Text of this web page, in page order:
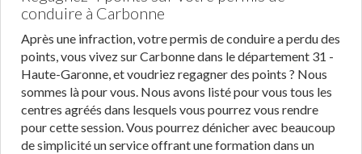
conduire à Carbonne
Après une infraction, votre permis de conduire a perdu des
points, vous vivez sur Carbonne dans le département 31 -
Haute-Garonne, et voudriez regagner des points ? Nous
sommes là pour vous. Nous avons listé pour vous tous les
centres agréés dans lesquels vous pourrez vous rendre
pour cette session. Vous pourrez dénicher avec beaucoup
de simplicité un service offrant une formation dans un